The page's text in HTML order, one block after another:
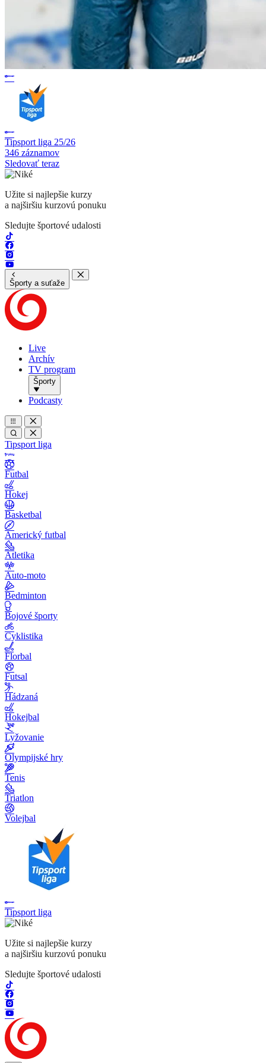
Tipsport liga 25/26
346 záznamov
Sledovať teraz
Užite si najlepšie kurzy
a najširšiu kurzovú ponuku
Sledujte športové udalosti
Športy a suťaže
Live
Archív
TV program
Športy
Podcasty
Tipsport liga
Futbal
Hokej
Basketbal
Americký futbal
Atletika
Auto-moto
Bedminton
Bojové športy
Cyklistika
Florbal
Futsal
Hádzaná
Hokejbal
Lyžovanie
Olympijské hry
Tenis
Triatlon
Volejbal
Tipsport liga
Užite si najlepšie kurzy
a najširšiu kurzovú ponuku
Sledujte športové udalosti